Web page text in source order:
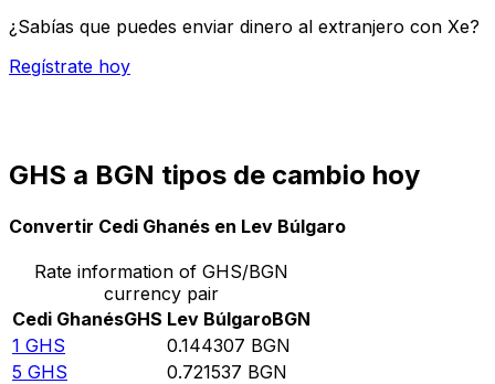
¿Sabías que puedes enviar dinero al extranjero con Xe?
Regístrate hoy
GHS a BGN tipos de cambio hoy
Convertir Cedi Ghanés en Lev Búlgaro
Rate information of GHS/BGN
currency pair
Cedi GhanésGHS Lev BúlgaroBGN
1 GHS 0.144307 BGN
5 GHS 0.721537 BGN